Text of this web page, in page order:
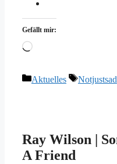
Gefällt mir:
Wird
Kategorien
Aktuelles Notjustsad
Ray Wilson |
A Friend